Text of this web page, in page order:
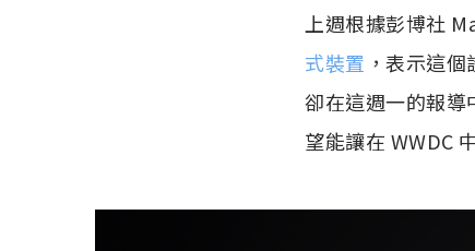
上週根據彭博社
式裝置 ，表示這
卻在這週一的報
望能讓在 WWDC